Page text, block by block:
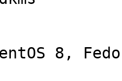
8,